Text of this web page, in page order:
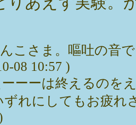
こさま。嘔吐の音
08 10:57 )
ーーは終えるのを
ずれにしてもお疲れ